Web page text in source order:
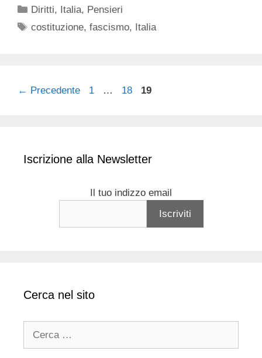
Categorie
Diritti, Italia, Pensieri
Tag
costituzione,fascismo, Italia
← Precedente Pagina
1 … Pagina
18 Pagina
19
Iscrizione alla Newsletter
Il tuo indizzo email
Cerca nel sito